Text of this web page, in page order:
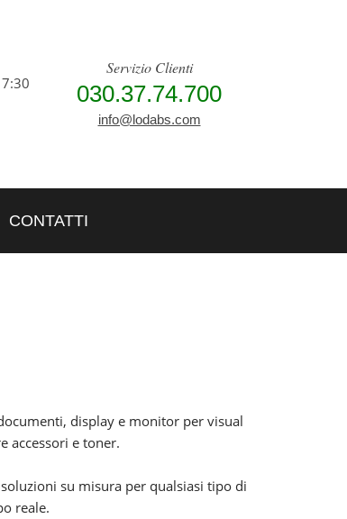
Servizio Clienti
030.37.74.700
info@lodabs.com
CONTATTI
display e monitor per visual
accessori e toner.
su misura per qualsiasi tipo di
reale.